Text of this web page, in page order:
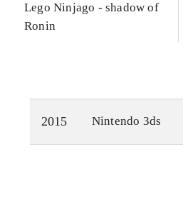
Lego Ninjago - shadow of
Ronin
2015 Nintendo 3ds